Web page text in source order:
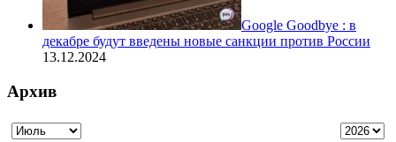
Google Goodbye : в
декабре будут введены новые санкции против России
13.12.2024
Архив